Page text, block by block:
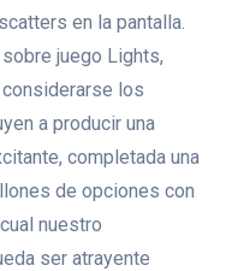
en la pantalla.
juego Lights,
los
a producir una
completada una
de opciones con
nuestro
ser atrayente